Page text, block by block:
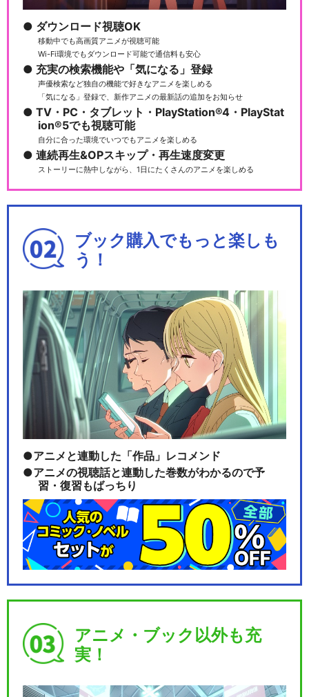
ダウンロード視聴OK
移動中でも高画質アニメが視聴可能
Wi-Fi環境でもダウンロード可能で通信料も安心
充実の検索機能や「気になる」登録
声優検索など独自の機能で好きなアニメを楽しめる
「気になる」登録で、新作アニメの最新話の追加をお知らせ
TV・PC・タブレット・PlayStation®4・PlayStat
ion®5でも視聴可能
自分に合った環境でいつでもアニメを楽しめる
連続再生&OPスキップ・再生速度変更
ストーリーに熱中しながら、1日にたくさんのアニメを楽しめる
ブック購入でもっと楽しも
う！
アニメと連動した「作品」レコメンド
アニメの視聴話と連動した巻数がわかるので予
習・復習もばっちり
アニメ・ブック以外も充
実！